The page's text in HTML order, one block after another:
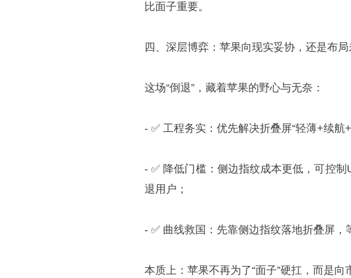
比面子重要。
四、深层博弈：苹果向现实妥协，还是布局
这场“倒退”，藏着苹果的野心与无奈：
- ✅ 工程务实：优先解决折叠屏“轻薄+续航
- ✅ 降低门槛：侧边指纹成本更低，可控
退用户；
- ✅ 曲线救国：先靠侧边指纹落地折叠屏，
本质上：苹果不再为了“面子”硬扛，而是向